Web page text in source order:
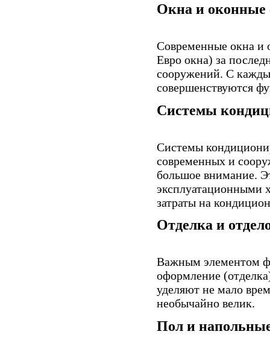
Окна и оконные
Современные окна и
Евро окна) за
сооружений. С
совершенствуются
Системы
Системы
современных и
большое внимание.
эксплуатационными
затраты на
Отделка и
Важным элементом
оформление
уделяют не мало
необычайно велик.
Пол и